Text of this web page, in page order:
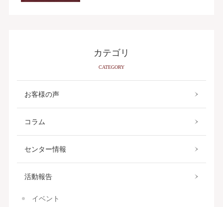
カテゴリ
CATEGORY
お客様の声
コラム
センター情報
活動報告
イベント